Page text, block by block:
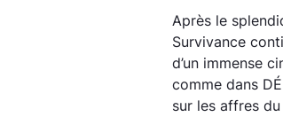
Après le
Survivance
d’un immense
comme dans
sur les affres